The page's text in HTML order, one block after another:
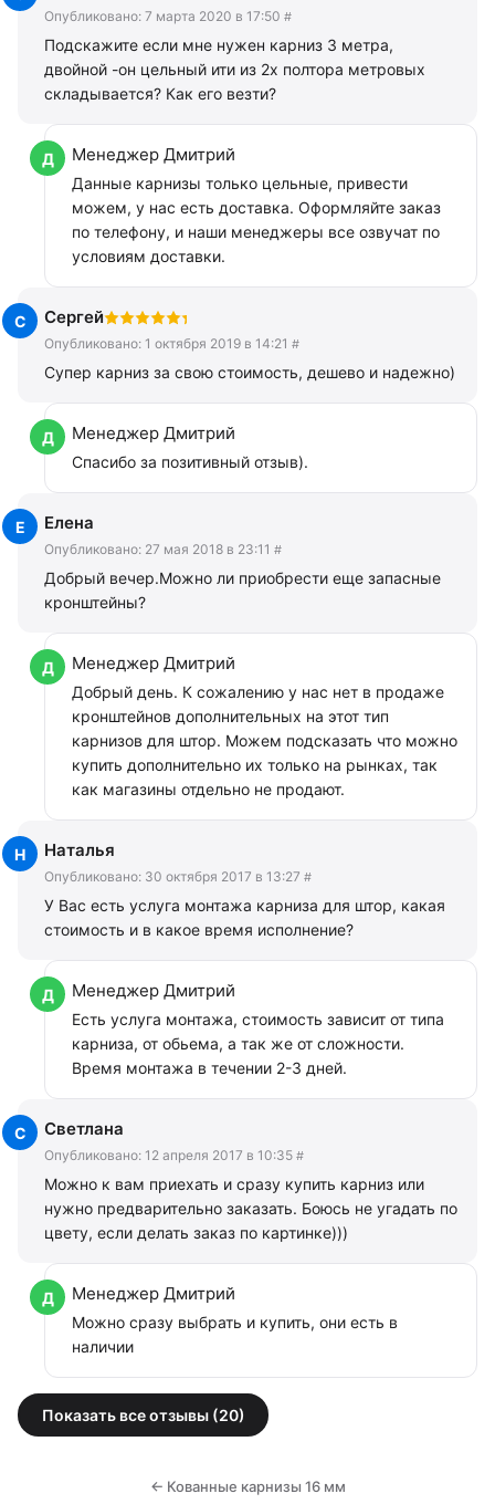
Опубликовано: 7 марта 2020 в 17:50 #
Подскажите если мне нужен карниз 3 метра,
двойной -он цельный ити из 2х полтора метровых
складывается? Как его везти?
Менеджер Дмитрий
Данные карнизы только цельные, привести
можем, у нас есть доставка. Оформляйте заказ
по телефону, и наши менеджеры все озвучат по
условиям доставки.
Сергей
Опубликовано: 1 октября 2019 в 14:21 #
Супер карниз за свою стоимость, дешево и надежно)
Менеджер Дмитрий
Спасибо за позитивный отзыв).
Елена
Опубликовано: 27 мая 2018 в 23:11 #
Добрый вечер.Можно ли приобрести еще запасные
кронштейны?
Менеджер Дмитрий
Добрый день. К сожалению у нас нет в продаже
кронштейнов дополнительных на этот тип
карнизов для штор. Можем подсказать что можно
купить дополнительно их только на рынках, так
как магазины отдельно не продают.
Наталья
Опубликовано: 30 октября 2017 в 13:27 #
У Вас есть услуга монтажа карниза для штор, какая
стоимость и в какое время исполнение?
Менеджер Дмитрий
Есть услуга монтажа, стоимость зависит от типа
карниза, от обьема, а так же от сложности.
Время монтажа в течении 2-3 дней.
Светлана
Опубликовано: 12 апреля 2017 в 10:35 #
Можно к вам приехать и сразу купить карниз или
нужно предварительно заказать. Боюсь не угадать по
цвету, если делать заказ по картинке)))
Менеджер Дмитрий
Можно сразу выбрать и купить, они есть в
наличии
Показать все отзывы (20)
← Кованные карнизы 16 мм